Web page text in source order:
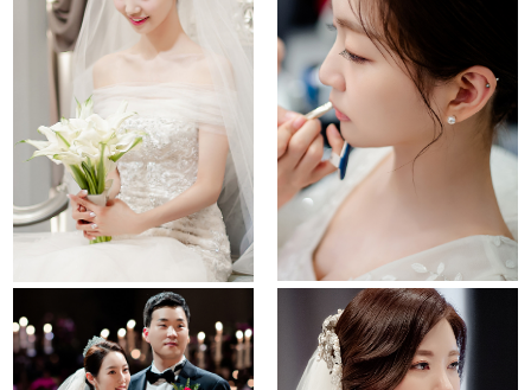
it convention noblevalenti